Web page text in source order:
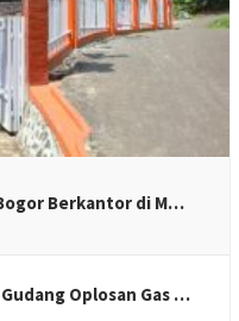
Berkantor di M…
Oplosan Gas …